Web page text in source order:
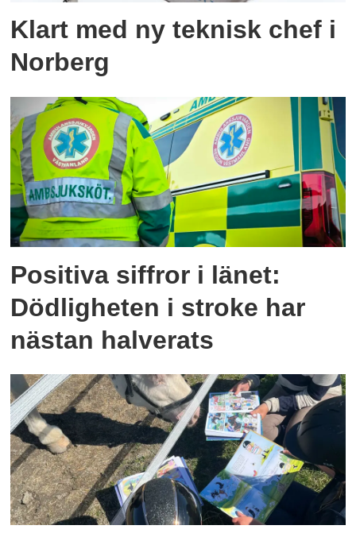
Klart med ny teknisk chef i
Norberg
Positiva siffror i länet:
Dödligheten i stroke har
nästan halverats